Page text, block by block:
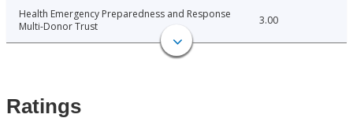
Health Emergency Preparedness and Response
Multi-Donor Trust
3.00
Ratings